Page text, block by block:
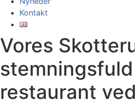
Kontakt
Vores
stemningsfuld
restaurant